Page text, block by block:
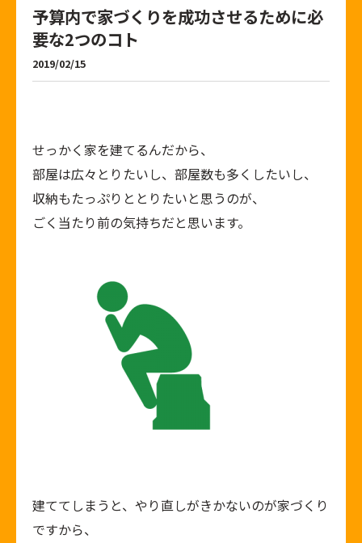
予算内で家づくりを成功させるために必
要な2つのコト
2019/02/15
せっかく家を建てるんだから、
部屋は広々とりたいし、部屋数も多くしたいし、
収納もたっぷりととりたいと思うのが、
ごく当たり前の気持ちだと思います。
建ててしまうと、やり直しがきかないのが家づくり
ですから、